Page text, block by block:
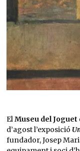
ElMuseu del Joguet
d’agost l’exposició
fundador, Josep